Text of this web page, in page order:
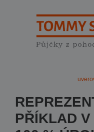
PŘÍKLAD